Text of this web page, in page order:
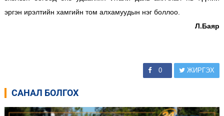
эргэн ирэлтийн хамгийн том алхамуудын нэг боллоо.
Л.Баяр
0 ЖИРГЭХ
САНАЛ БОЛГОХ